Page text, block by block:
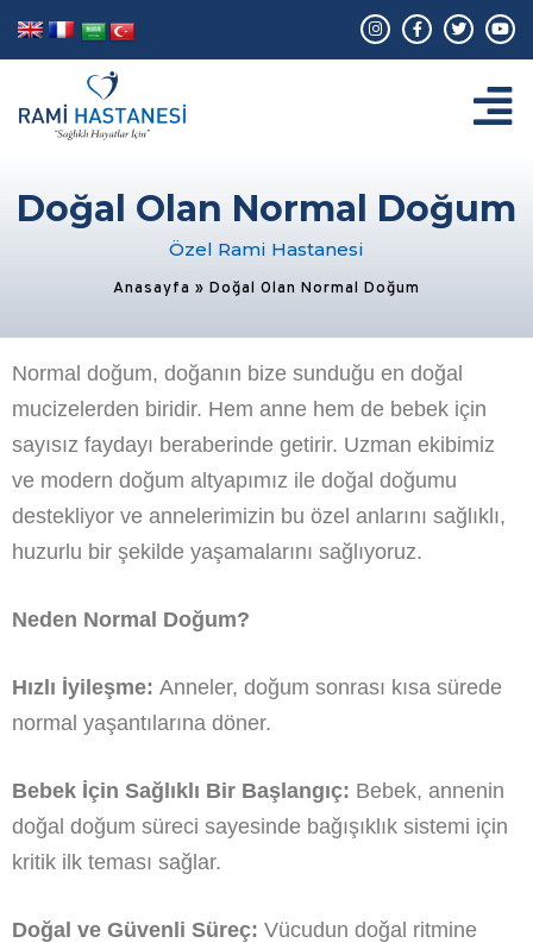
Doğal Olan Normal Doğum
Özel Rami Hastanesi
Anasayfa » Doğal Olan Normal Doğum
Normal doğum, doğanın bize sunduğu en doğal
mucizelerden biridir. Hem anne hem de bebek için
sayısız faydayı beraberinde getirir. Uzman ekibimiz
ve modern doğum altyapımız ile doğal doğumu
destekliyor ve annelerimizin bu özel anlarını sağlıklı,
huzurlu bir şekilde yaşamalarını sağlıyoruz.
Neden Normal Doğum?
Hızlı İyileşme: Anneler, doğum sonrası kısa sürede
normal yaşantılarına döner.
Bebek İçin Sağlıklı Bir Başlangıç: Bebek, annenin
doğal doğum süreci sayesinde bağışıklık sistemi için
kritik ilk teması sağlar.
Doğal ve Güvenli Süreç: Vücudun doğal ritmine